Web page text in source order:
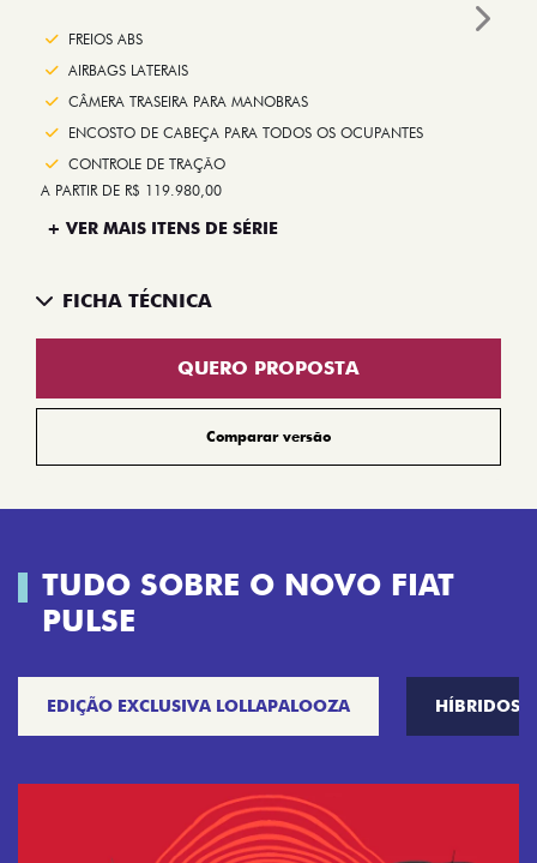
FREIOS ABS
AIRBAGS LATERAIS
CÂMERA TRASEIRA PARA MANOBRAS
ENCOSTO DE CABEÇA PARA TODOS OS OCUPANTES
CONTROLE DE TRAÇÃO
A PARTIR DE R$ 119.980,00
+ VER MAIS ITENS DE SÉRIE
FICHA TÉCNICA
QUERO PROPOSTA
Comparar versão
Next
TUDO SOBRE O NOVO FIAT
PULSE
EDIÇÃO EXCLUSIVA LOLLAPALOOZA HÍBRIDOS